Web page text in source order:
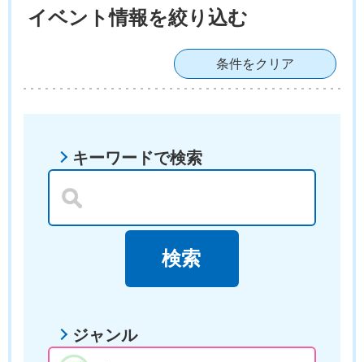
イベント情報を絞り込む
条件をクリア
キーワードで検索
ジャンル